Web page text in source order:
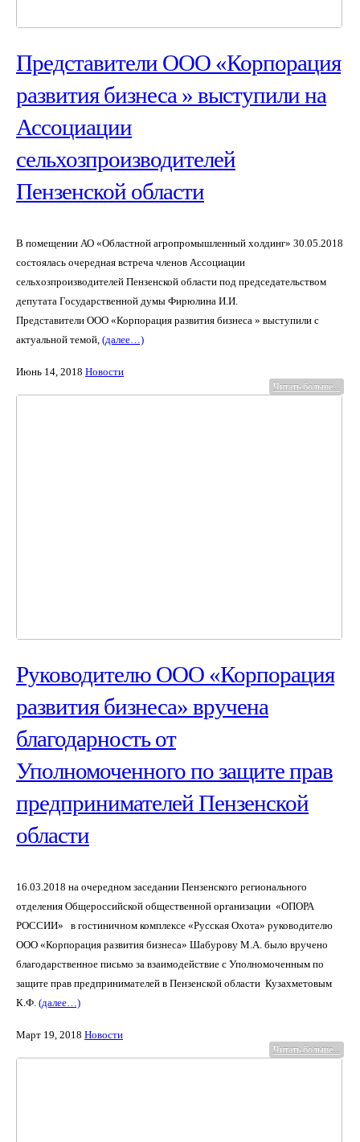
Представители ООО «Корпорация
развития бизнеса » выступили на
Ассоциации
сельхозпроизводителей
Пензенской области
В помещении АО «Областной агропромышленный холдинг» 30.05.2018
состоялась очередная встреча членов Ассоциации
сельхозпроизводителей Пензенской области под председательством
депутата Государственной думы Фирюлина И.И.
Представители ООО «Корпорация развития бизнеса » выступили с
актуальной темой, (далее…)
Июнь 14, 2018 Новости
Читать больше...
Руководителю ООО «Корпорация
развития бизнеса» вручена
благодарность от
Уполномоченного по защите прав
предпринимателей Пензенской
области
16.03.2018 на очередном заседании Пензенского регионального
отделения Общероссийской общественной организации «ОПОРА
РОССИИ» в гостиничном комплексе «Русская Охота» руководителю
ООО «Корпорация развития бизнеса» Шабурову М.А. было вручено
благодарственное письмо за взаимодействие с Уполномоченным по
защите прав предпринимателей в Пензенской области Кузахметовым
К.Ф. (далее…)
Март 19, 2018 Новости
Читать больше...